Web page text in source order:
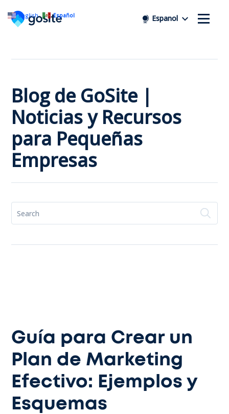
Espanol
Blog de GoSite |
Noticias y Recursos
para Pequeñas
Empresas
Guía para Crear un
Plan de Marketing
Efectivo: Ejemplos y
Esquemas
English Español